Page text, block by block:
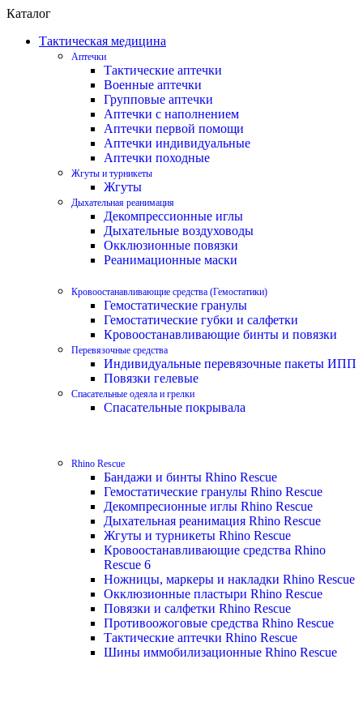
Каталог
Тактическая медицина
Аптечки
Тактические аптечки
Военные аптечки
Групповые аптечки
Аптечки с наполнением
Аптечки первой помощи
Аптечки индивидуальные
Аптечки походные
Жгуты и турникеты
Жгуты
Дыхательная реанимация
Декомпрессионные иглы
Дыхательные воздуховоды
Окклюзионные повязки
Реанимационные маски
Кровоостанавливающие средства (Гемостатики)
Гемостатические гранулы
Гемостатические губки и салфетки
Кровоостанавливающие бинты и повязки
Перевязочные средства
Индивидуальные перевязочные пакеты ИПП
Повязки гелевые
Спасательные одеяла и грелки
Спасательные покрывала
Rhino Rescue
Бандажи и бинты Rhino Rescue
Гемостатические гранулы Rhino Rescue
Декомпресионные иглы Rhino Rescue
Дыхательная реанимация Rhino Rescue
Жгуты и турникеты Rhino Rescue
Кровоостанавливающие средства Rhino
Rescue 6
Ножницы, маркеры и накладки Rhino Rescue
Окклюзионные пластыри Rhino Rescue
Повязки и салфетки Rhino Rescue
Противоожоговые средства Rhino Rescue
Тактические аптечки Rhino Rescue
Шины иммобилизационные Rhino Rescue